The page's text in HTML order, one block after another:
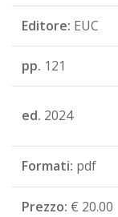
Editore: EUC
pp. 121
ed. 2024
Formati: pdf
Prezzo: € 20.00